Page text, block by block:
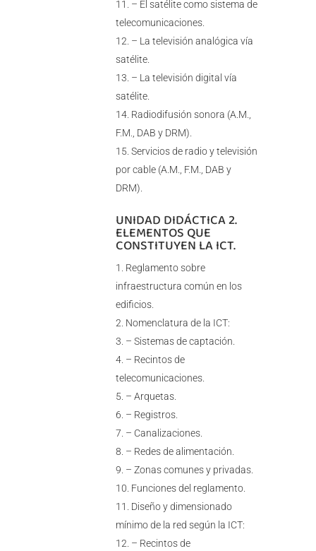
– El satélite como sistema de
telecomunicaciones.
– La televisión analógica vía
satélite.
– La televisión digital vía
satélite.
Radiodifusión sonora (A.M.,
F.M., DAB y DRM).
Servicios de radio y televisión
por cable (A.M., F.M., DAB y
DRM).
UNIDAD DIDÁCTICA 2.
ELEMENTOS QUE
CONSTITUYEN LA ICT.
Reglamento sobre
infraestructura común en los
edificios.
Nomenclatura de la ICT:
– Sistemas de captación.
– Recintos de
telecomunicaciones.
– Arquetas.
– Registros.
– Canalizaciones.
– Redes de alimentación.
– Zonas comunes y privadas.
Funciones del reglamento.
Diseño y dimensionado
mínimo de la red según la ICT:
– Recintos de